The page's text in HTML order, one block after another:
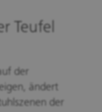
Teufel
der
ändert
der